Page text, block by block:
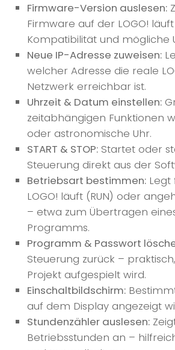
Firmware-Version auslesen:
Firmware auf der LOGO!
Kompatibilität und mögliche
Neue IP-Adresse zuweisen:
welcher Adresse die reale
Netzwerk erreichbar ist.
Uhrzeit & Datum einstellen:
zeitabhängigen Funktionen
oder astronomische Uhr.
START & STOP: Startet oder
Steuerung direkt aus der
Betriebsart bestimmen: Legt
LOGO! läuft (RUN) oder
– etwa zum Übertragen
Programms.
Programm & Passwort
Steuerung zurück –
Projekt aufgespielt wird.
Einschaltbildschirm:
auf dem Display angezeigt
Stundenzähler auslesen:
Betriebsstunden an –